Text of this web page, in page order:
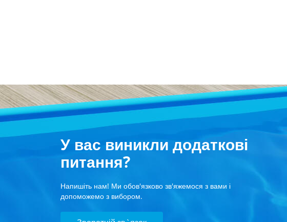
У вас виникли додаткові
питання?
Напишіть нам! Ми обов'язково зв'яжемося з вами і
допоможемо з вибором.